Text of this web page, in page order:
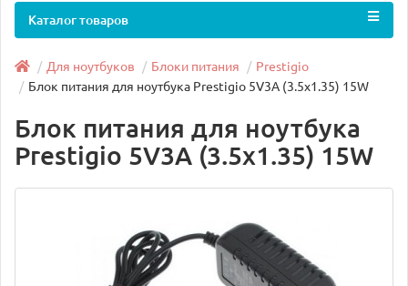
Каталог товаров
Для ноутбуков Блоки питания
Prestigio
Блок питания для ноутбука Prestigio 5V3A (3.5x1.35) 15W
Блок питания для ноутбука
Prestigio 5V3A (3.5x1.35) 15W